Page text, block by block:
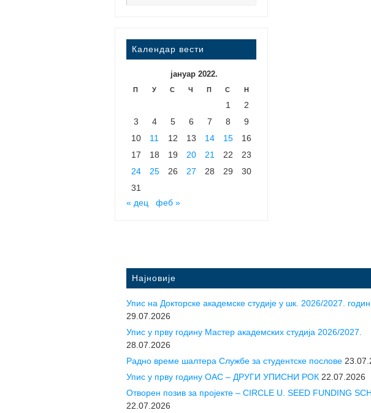
Календар вести
јануар 2022.
П У С Ч П С Н
1
2
3
4 5 6 7 8
9
10
11 12 13 14 15
16
17
18 19 20 21 22
23
24
25 26 27 28 29
30
31
« дец
феб »
Најновије
Упис на Докторске академске студије у шк. 2026/2027.
29.07.2026
Упис у прву годину Mастер академских студија 2026/2027.
28.07.2026
Радно време шалтера Службе за студентске послове
Упис у прву годину ОАС – ДРУГИ УПИСНИ РОК 22.07.2026
Отворен позив за пројекте – CIRCLE U. SEED FUNDING
22.07.2026